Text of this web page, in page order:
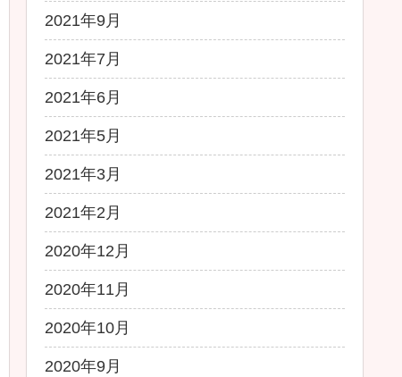
2021年9月
2021年7月
2021年6月
2021年5月
2021年3月
2021年2月
2020年12月
2020年11月
2020年10月
2020年9月